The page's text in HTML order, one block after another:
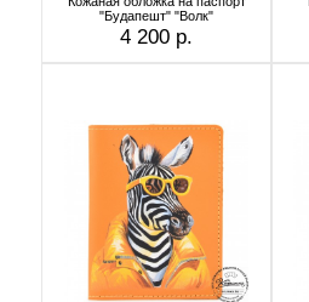
"Будапешт" "Волк"
4 200 р.